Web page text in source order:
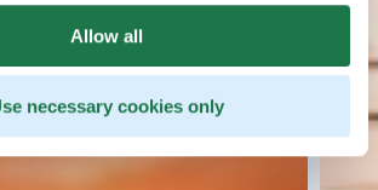
Allow all
necessary cookies only